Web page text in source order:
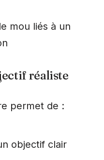
mou liés à un
réaliste
permet de :
objectif clair